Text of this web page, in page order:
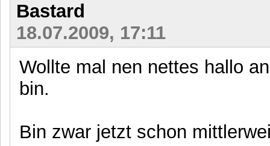
Bastard
18.07.2009, 17:11
Wollte mal nen nettes hallo
bin.
Bin zwar jetzt schon